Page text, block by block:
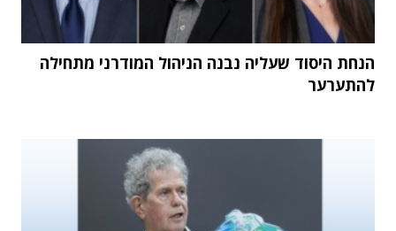
הנחת היסוד שעליה נבנה הניהול המודרני מתחילה
להתערער